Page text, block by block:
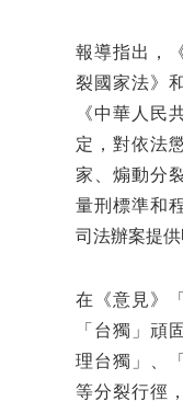
報導指出，
裂國家法》
《中華人民
定，對依法
家、煽動分
量刑標準和
司法辦案提供
在《意見》
「台獨」頑
理台獨」、
等分裂行徑